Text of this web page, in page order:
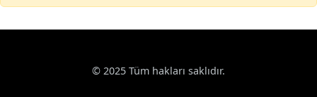
© 2025 Tüm hakları saklıdır.